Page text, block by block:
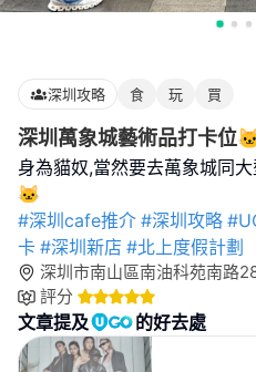
深圳攻略 食 玩 買
深圳萬象城藝術品打卡位
身為貓奴,當然要去萬象城同
#深圳cafe推介 #深圳攻略
卡 #深圳新店 #北上度假計劃
深圳市南山區南油科苑南路
評分
文章提及 的好去處